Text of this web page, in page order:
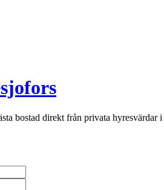
bostad direkt från privata hyresvärdar i